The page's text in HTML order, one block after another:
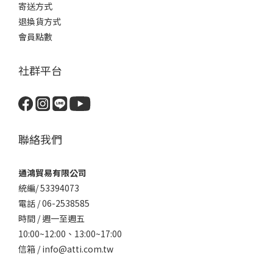
寄送方式
退換貨方式
會員點數
社群平台
聯絡我們
通鴻貿易有限公司
統編/ 53394073
電話 / 06-2538585
時間 / 週一至週五
10:00~12:00、 13:00~17:00
信箱 / info@atti.com.tw